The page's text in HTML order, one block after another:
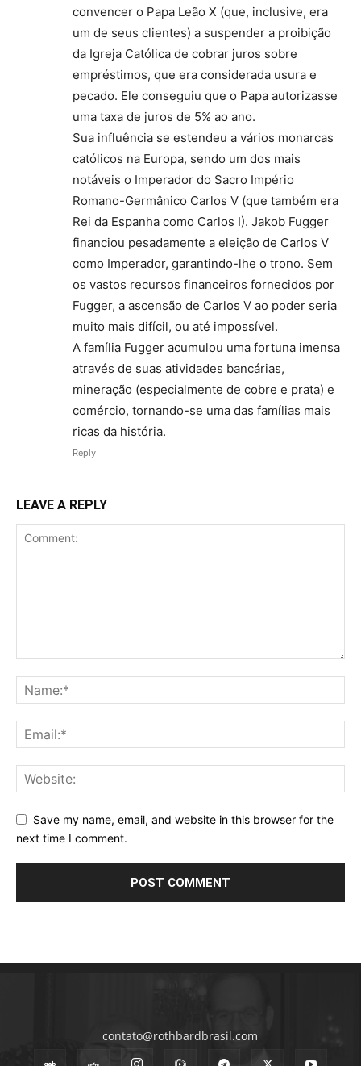
convencer o Papa Leão X (que, inclusive, era
um de seus clientes) a suspender a proibição
da Igreja Católica de cobrar juros sobre
empréstimos, que era considerada usura e
pecado. Ele conseguiu que o Papa autorizasse
uma taxa de juros de 5% ao ano.
Sua influência se estendeu a vários monarcas
católicos na Europa, sendo um dos mais
notáveis o Imperador do Sacro Império
Romano-Germânico Carlos V (que também era
Rei da Espanha como Carlos I). Jakob Fugger
financiou pesadamente a eleição de Carlos V
como Imperador, garantindo-lhe o trono. Sem
os vastos recursos financeiros fornecidos por
Fugger, a ascensão de Carlos V ao poder seria
muito mais difícil, ou até impossível.
A família Fugger acumulou uma fortuna imensa
através de suas atividades bancárias,
mineração (especialmente de cobre e prata) e
comércio, tornando-se uma das famílias mais
ricas da história.
Reply
LEAVE A REPLY
Save my name, email, and website in this browser for the
next time I comment.
contato@rothbardbrasil.com